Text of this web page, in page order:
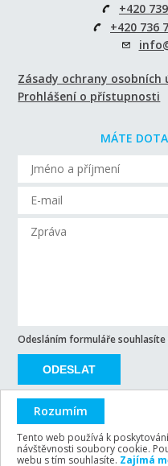
+420
+420 736
Zásady ochrany osobních
Prohlášení o přístupnosti
MÁTE
Odesláním formuláře souhlasíte
ODESLAT
ARSY line - tvorba
Rozumím
Tento web používá k
návštěvnosti soubory cookie.
webu s tím souhlasíte. Zajímá